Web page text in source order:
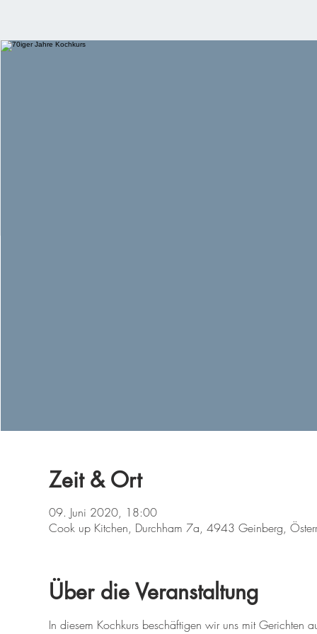
Zeit & Ort
09. Juni 2020, 18:00
Cook up Kitchen, Durchham 7a, 4943 Geinberg,
Über die Veranstaltung
In diesem Kochkurs beschäftigen wir uns mit